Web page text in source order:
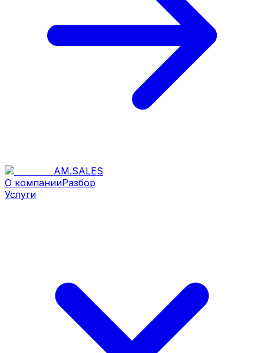
AM.SALES
О компанииРазбор
Услуги